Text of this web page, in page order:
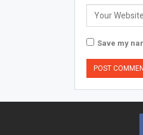
Save my